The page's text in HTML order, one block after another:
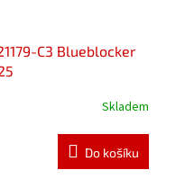
C3 Blueblocker
Skladem
Do košíku